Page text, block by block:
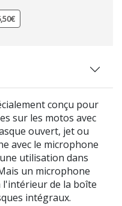
conçu pour
sur les motos avec
ouvert, jet ou
avec le microphone
utilisation dans
un microphone
de la boîte
intégraux.